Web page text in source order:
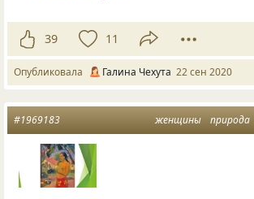
39 11
Опубликовала Галина Чехута 22 сен 2020
женщины природа
#1969183